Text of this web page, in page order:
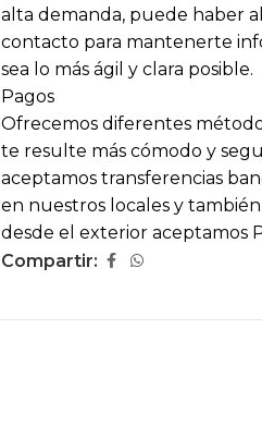
alta demanda, puede haber
contacto para mantenerte
sea lo más ágil y clara posible.
Pagos
Ofrecemos diferentes
te resulte más cómodo y
aceptamos transferencias
en nuestros locales y
desde el exterior aceptamos
Compartir: